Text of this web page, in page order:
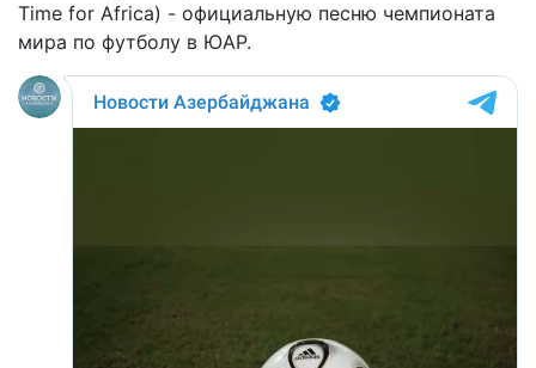
Time for Africa) - официальную песню чемпионата
мира по футболу в ЮАР.